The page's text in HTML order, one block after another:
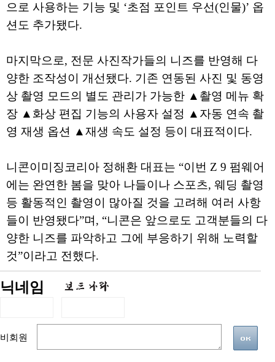
으로 사용하는 기능 및 ‘초점 포인트 우선(인물)’ 옵
션도 추가됐다.
마지막으로, 전문 사진작가들의 니즈를 반영해 다
양한 조작성이 개선됐다. 기존 연동된 사진 및 동영
상 촬영 모드의 별도 관리가 가능한 ▲촬영 메뉴 확
장 ▲화상 편집 기능의 사용자 설정 ▲자동 연속 촬
영 재생 옵션 ▲재생 속도 설정 등이 대표적이다.
니콘이미징코리아 정해환 대표는 “이번 Z 9 펌웨어
에는 완연한 봄을 맞아 나들이나 스포츠, 웨딩 촬영
등 활동적인 촬영이 많아질 것을 고려해 여러 사항
들이 반영됐다”며, “니콘은 앞으로도 고객분들의 다
양한 니즈를 파악하고 그에 부응하기 위해 노력할
것”이라고 전했다.
닉네임
비회원